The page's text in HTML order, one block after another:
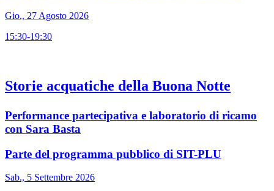
Gio., 27 Agosto 2026
15:30-19:30
Storie acquatiche della Buona Notte
Performance partecipativa e laboratorio di ricamo
con Sara Basta
Parte del programma pubblico di SIT-PLU
Sab., 5 Settembre 2026